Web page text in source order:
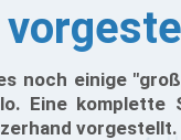
noch einige
Eine komplette
vorgestellt.